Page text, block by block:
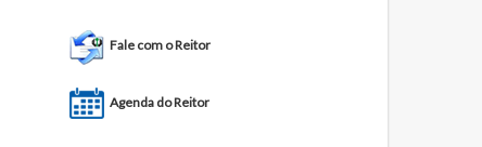
Fale com o Reitor
Agenda do Reitor